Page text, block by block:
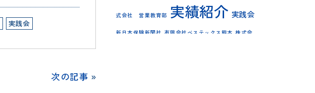
実践会
次の記事 »
式会社 営業教育部 実績紹介 実践会
新日本保険新聞社 有限会社ベステックス熊本 株式会